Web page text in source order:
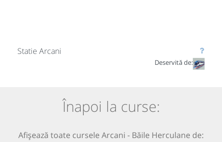
Statie Arcani
Deservită de:
Înapoi la curse:
Afișează toate cursele Arcani - Băile Herculane de: